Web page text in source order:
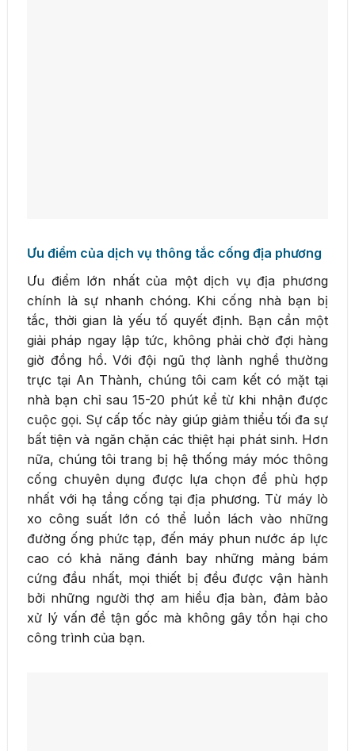
Ưu điểm của dịch vụ thông tắc cống địa phương
Ưu điểm lớn nhất của một dịch vụ địa phương
chính là sự nhanh chóng. Khi cống nhà bạn bị
tắc, thời gian là yếu tố quyết định. Bạn cần một
giải pháp ngay lập tức, không phải chờ đợi hàng
giờ đồng hồ. Với đội ngũ thợ lành nghề thường
trực tại An Thành, chúng tôi cam kết có mặt tại
nhà bạn chỉ sau 15-20 phút kể từ khi nhận được
cuộc gọi. Sự cấp tốc này giúp giảm thiểu tối đa sự
bất tiện và ngăn chặn các thiệt hại phát sinh. Hơn
nữa, chúng tôi trang bị hệ thống máy móc thông
cống chuyên dụng được lựa chọn để phù hợp
nhất với hạ tầng cống tại địa phương. Từ máy lò
xo công suất lớn có thể luồn lách vào những
đường ống phức tạp, đến máy phun nước áp lực
cao có khả năng đánh bay những mảng bám
cứng đầu nhất, mọi thiết bị đều được vận hành
bởi những người thợ am hiểu địa bàn, đảm bảo
xử lý vấn đề tận gốc mà không gây tổn hại cho
công trình của bạn.